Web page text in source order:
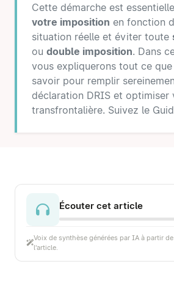
Cette démarche est
votre imposition en fonction
situation réelle et éviter toute
ou double imposition. Dans
vous expliquerons tout ce
savoir pour remplir
déclaration DRIS et optimiser
transfrontalière. Suivez le
Écouter cet article
Voix de synthèse générées par IA à partir de
l'article.